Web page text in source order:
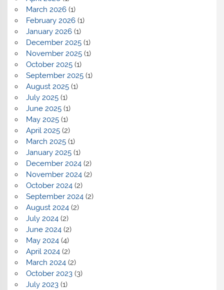
March 2026(1)
February 2026(1)
January 2026(1)
December 2025(1)
November 2025(1)
October 2025(1)
September 2025(1)
August 2025(1)
July 2025(1)
June 2025(1)
May 2025(1)
April 2025(2)
March 2025(1)
January 2025(1)
December 2024(2)
November 2024(2)
October 2024(2)
September 2024(2)
August 2024(2)
July 2024(2)
June 2024(2)
May 2024(4)
April 2024(2)
March 2024(2)
October 2023(3)
July 2023(1)